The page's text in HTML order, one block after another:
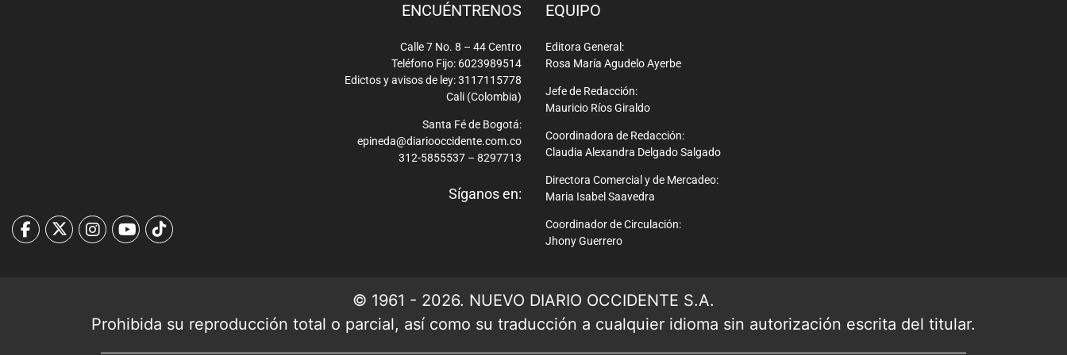
ENCUÉNTRENOS
Calle 7 No. 8 – 44 Centro
Teléfono Fijo: 6023989514
Edictos y avisos de ley: 3117115778
Cali (Colombia)
Santa Fé de Bogotá:
epineda@diariooccidente.com.co
312-5855537 – 8297713
Síganos en:
EQUIPO
Editora General:
Rosa María Agudelo Ayerbe
Jefe de Redacción:
Mauricio Ríos Giraldo
Coordinadora de Redacción:
Claudia Alexandra Delgado Salgado
Directora Comercial y de Mercadeo:
Maria Isabel Saavedra
Coordinador de Circulación:
Jhony Guerrero
© 1961 - 2026. NUEVO DIARIO OCCIDENTE S.A.
Prohibida su reproducción total o parcial, así como su traducción a cualquier idioma sin autorización escrita del titular.